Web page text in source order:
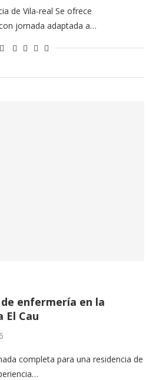
de Vila-real Se ofrece
jornada adaptada a…
enfermería en la
El Cau
completa para una residencia de